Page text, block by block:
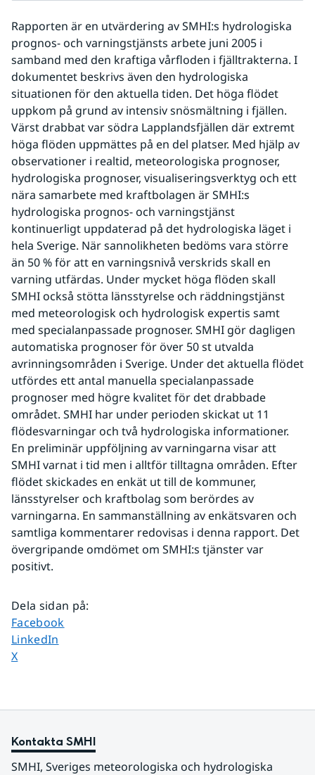
Rapporten är en utvärdering av SMHI:s hydrologiska
prognos- och varningstjänsts arbete juni 2005 i
samband med den kraftiga vårfloden i fjälltrakterna. I
dokumentet beskrivs även den hydrologiska
situationen för den aktuella tiden. Det höga flödet
uppkom på grund av intensiv snösmältning i fjällen.
Värst drabbat var södra Lapplandsfjällen där extremt
höga flöden uppmättes på en del platser. Med hjälp av
observationer i realtid, meteorologiska prognoser,
hydrologiska prognoser, visualiseringsverktyg och ett
nära samarbete med kraftbolagen är SMHI:s
hydrologiska prognos- och varningstjänst
kontinuerligt uppdaterad på det hydrologiska läget i
hela Sverige. När sannolikheten bedöms vara större
än 50 % för att en varningsnivå verskrids skall en
varning utfärdas. Under mycket höga flöden skall
SMHI också stötta länsstyrelse och räddningstjänst
med meteorologisk och hydrologisk expertis samt
med specialanpassade prognoser. SMHI gör dagligen
automatiska prognoser för över 50 st utvalda
avrinningsområden i Sverige. Under det aktuella flödet
utfördes ett antal manuella specialanpassade
prognoser med högre kvalitet för det drabbade
området. SMHI har under perioden skickat ut 11
flödesvarningar och två hydrologiska informationer.
En preliminär uppföljning av varningarna visar att
SMHI varnat i tid men i alltför tilltagna områden. Efter
flödet skickades en enkät ut till de kommuner,
länsstyrelser och kraftbolag som berördes av
varningarna. En sammanställning av enkätsvaren och
samtliga kommentarer redovisas i denna rapport. Det
övergripande omdömet om SMHI:s tjänster var
positivt.
Dela sidan på:
Dela sidan på
Facebook
Dela sidan på
LinkedIn
Dela sidan på
X
Kontakta SMHI
SMHI, Sveriges meteorologiska och hydrologiska